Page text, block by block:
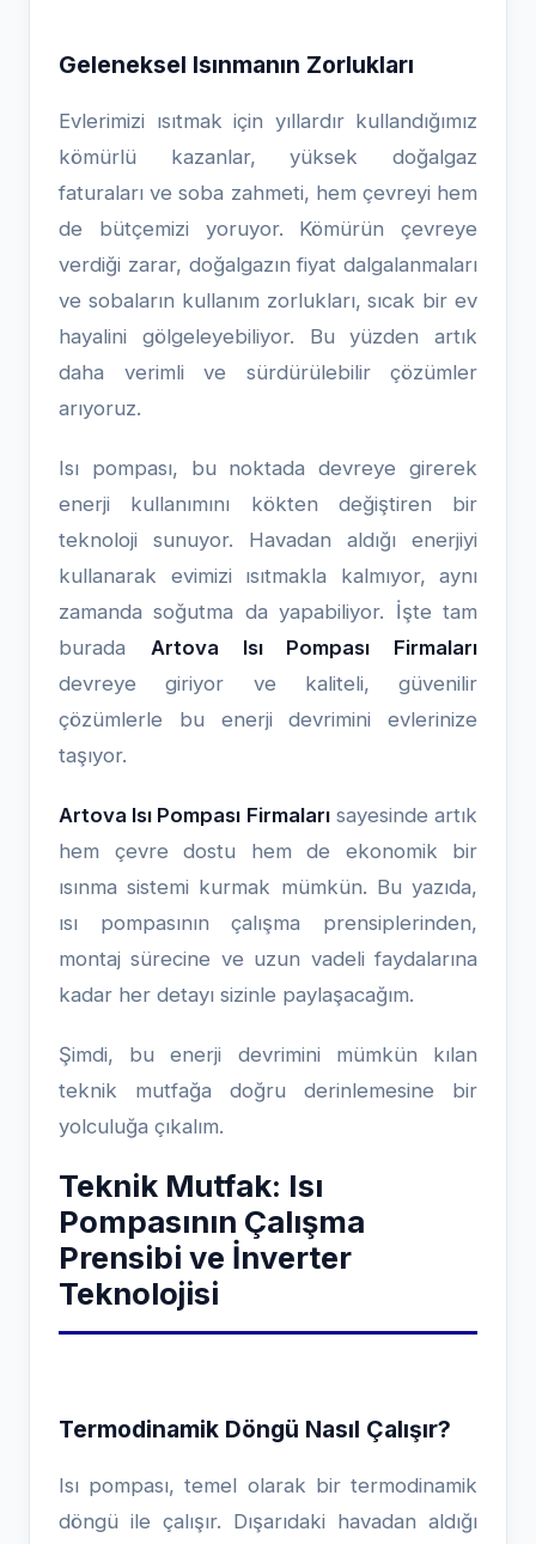
Geleneksel Isınmanın Zorlukları
Evlerimizi ısıtmak için yıllardır kullandığımız
kömürlü kazanlar, yüksek doğalgaz
faturaları ve soba zahmeti, hem çevreyi hem
de bütçemizi yoruyor. Kömürün çevreye
verdiği zarar, doğalgazın fiyat dalgalanmaları
ve sobaların kullanım zorlukları, sıcak bir ev
hayalini gölgeleyebiliyor. Bu yüzden artık
daha verimli ve sürdürülebilir çözümler
arıyoruz.
Isı pompası, bu noktada devreye girerek
enerji kullanımını kökten değiştiren bir
teknoloji sunuyor. Havadan aldığı enerjiyi
kullanarak evimizi ısıtmakla kalmıyor, aynı
zamanda soğutma da yapabiliyor. İşte tam
burada Artova Isı Pompası Firmaları
devreye giriyor ve kaliteli, güvenilir
çözümlerle bu enerji devrimini evlerinize
taşıyor.
Artova Isı Pompası Firmalarısayesinde artık
hem çevre dostu hem de ekonomik bir
ısınma sistemi kurmak mümkün. Bu yazıda,
ısı pompasının çalışma prensiplerinden,
montaj sürecine ve uzun vadeli faydalarına
kadar her detayı sizinle paylaşacağım.
Şimdi, bu enerji devrimini mümkün kılan
teknik mutfağa doğru derinlemesine bir
yolculuğa çıkalım.
Teknik Mutfak: Isı
Pompasının Çalışma
Prensibi ve İnverter
Teknolojisi
Termodinamik Döngü Nasıl Çalışır?
Isı pompası, temel olarak bir termodinamik
döngü ile çalışır. Dışarıdaki havadan aldığı